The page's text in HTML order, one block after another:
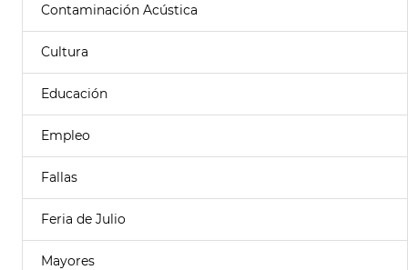
Contaminación Acústica
Cultura
Educación
Empleo
Fallas
Feria de Julio
Mayores